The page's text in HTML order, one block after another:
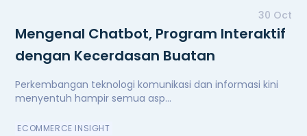
30 Oct
Mengenal Chatbot, Program Interaktif
dengan Kecerdasan Buatan
Perkembangan teknologi komunikasi dan informasi kini
menyentuh hampir semua asp...
ECOMMERCE INSIGHT